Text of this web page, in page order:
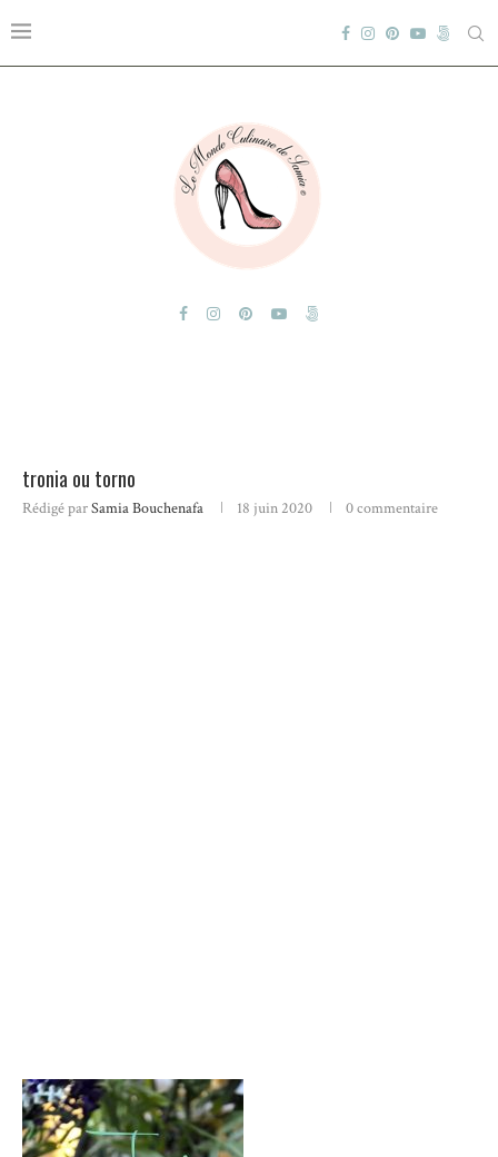
tronia ou torno
Rédigé parSamia Bouchenafa 18 juin 2020 0 commentaire